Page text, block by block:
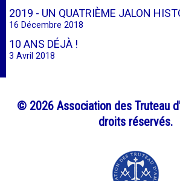
2019 - UN QUATRIÈME JALON
16 Décembre 2018
10 ANS DÉJÀ !
3 Avril 2018
© 2026 Association des Truteau
droits réservés.